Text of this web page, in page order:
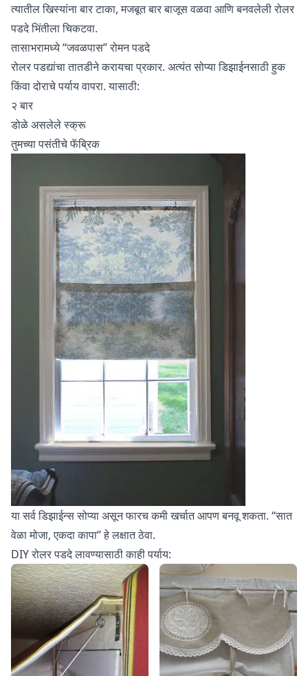
त्यातील खिस्यांना बार टाका, मजबूत बार बाजूस वळवा आणि बनवलेली रोलर
पडदे भिंतीला चिकटवा.
तासाभरामध्ये “जवळपास” रोमन पडदे
रोलर पडद्यांचा तातडीने करायचा प्रकार. अत्यंत सोप्या डिझाईनसाठी हुक
किंवा दोराचे पर्याय वापरा. यासाठी:
२ बार
डोळे असलेले स्क्रू
तुमच्या पसंतीचे फॅब्रिक
या सर्व डिझाईन्स सोप्या असून फारच कमी खर्चात आपण बनवू शकता. “सात
वेळा मोजा, एकदा कापा” हे लक्षात ठेवा.
DIY रोलर पडदे लावण्यासाठी काही पर्याय: